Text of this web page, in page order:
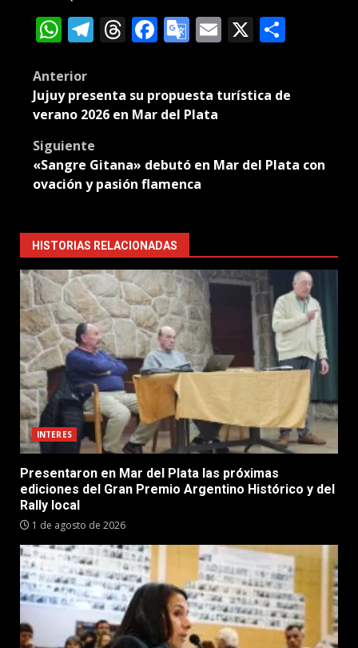
WhatsApp
Telegram
Threads
Facebook
Google
Email
X
Post
navigation
Anterior
Jujuy presenta su propuesta turística de
verano 2026 en Mar del Plata
Siguiente
«Sangre Gitana» debutó en Mar del Plata con
ovación y pasión flamenca
HISTORIAS RELACIONADAS
INTERES
Presentaron en Mar del Plata las próximas
ediciones del Gran Premio Argentino Histórico y del
Rally local
1 de agosto de 2026